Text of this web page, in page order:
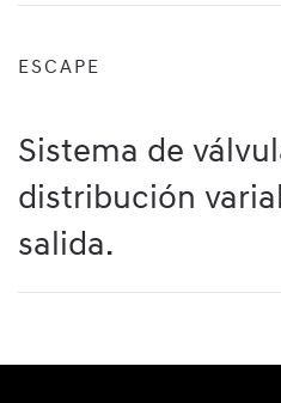
ESCAPE
Sistema de
distribución
salida.